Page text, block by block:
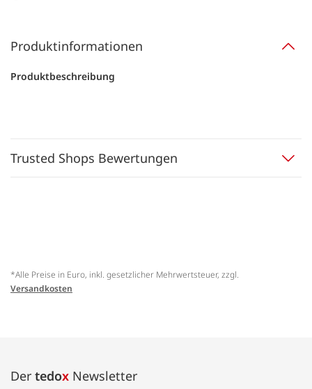
Produktinformationen
Produktbeschreibung
Trusted Shops Bewertungen
*Alle Preise in Euro, inkl. gesetzlicher Mehrwertsteuer, zzgl.
Versandkosten
Der tedox Newsletter